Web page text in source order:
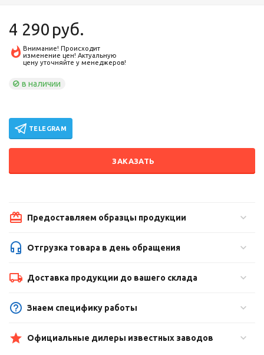
4 290 руб.
Внимание! Происходит
изменение цен! Актуальную
цену уточняйте у менеджеров!
в наличии
TELEGRAM
ЗАКАЗАТЬ
Предоставляем образцы продукции
Отгрузка товара в день обращения
Доставка продукции до вашего склада
Знаем специфику работы
Официальные дилеры известных заводов